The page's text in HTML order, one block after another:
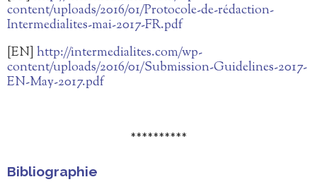
content/uploads/2016/01/Protocole-de-rédaction-
Intermedialites-mai-2017-FR.pdf
[EN] http://intermedialites.com/wp-
content/uploads/2016/01/Submission-Guidelines-2017-
EN-May-2017.pdf
**********
Bibliographie